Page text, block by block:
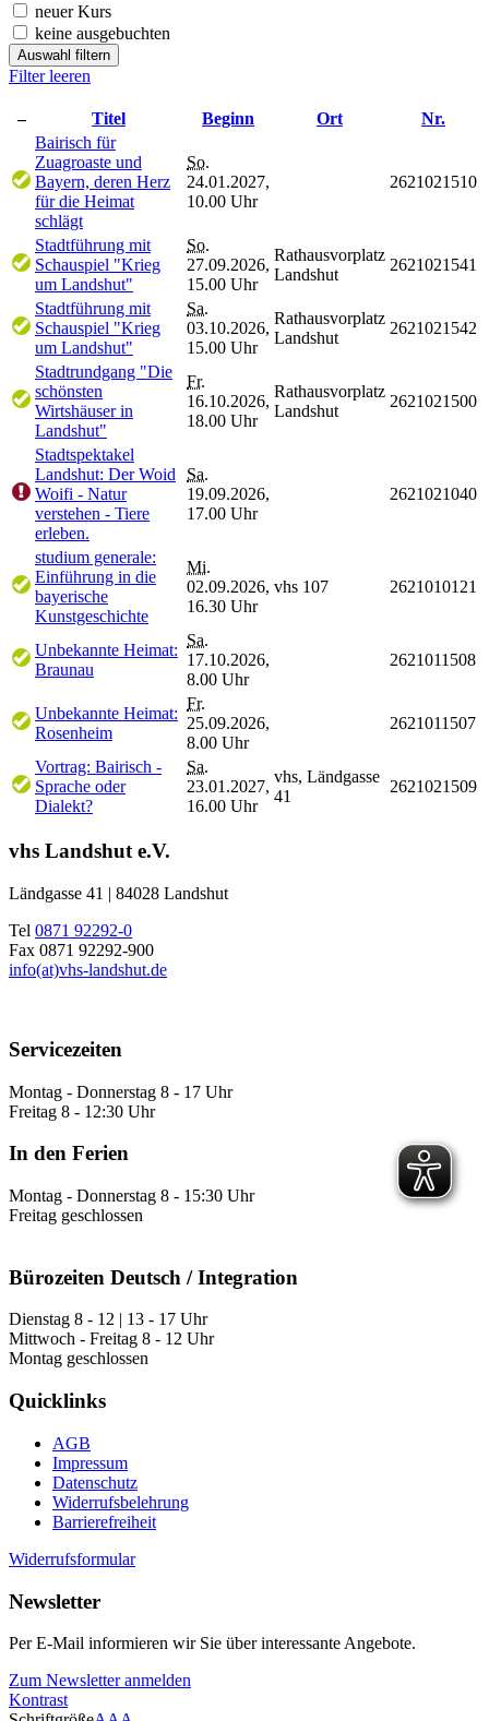
neuer Kurs
keine ausgebuchten
Auswahl filtern
Filter leeren
– Titel Beginn Ort
Nr.
Bairisch für
Zuagroaste und
Bayern, deren Herz
für die Heimat
schlägt
So.
24.01.2027,
10.00 Uhr
2621021510
Stadtführung mit
Schauspiel "Krieg
um Landshut"
So.
27.09.2026,
15.00 Uhr
Rathausvorplatz
Landshut
2621021541
Stadtführung mit
Schauspiel "Krieg
um Landshut"
Sa.
03.10.2026,
15.00 Uhr
Rathausvorplatz
Landshut
2621021542
Stadtrundgang "Die
schönsten
Wirtshäuser in
Landshut"
Fr.
16.10.2026,
18.00 Uhr
Rathausvorplatz
Landshut
2621021500
Stadtspektakel
Landshut: Der Woid
Woifi - Natur
verstehen - Tiere
erleben.
Sa.
19.09.2026,
17.00 Uhr
2621021040
studium generale:
Einführung in die
bayerische
Kunstgeschichte
Mi.
02.09.2026,
16.30 Uhr
vhs 107 2621010121
Unbekannte Heimat:
Braunau
Sa.
17.10.2026,
8.00 Uhr
2621011508
Unbekannte Heimat:
Rosenheim
Fr.
25.09.2026,
8.00 Uhr
2621011507
Vortrag: Bairisch -
Sprache oder
Dialekt?
Sa.
23.01.2027,
16.00 Uhr
vhs, Ländgasse
41
2621021509
vhs Landshut e.V.
Ländgasse 41 | 84028 Landshut
Tel 0871 92292-0
Fax 0871 92292-900
info(at)vhs-landshut.de
Servicezeiten
Montag - Donnerstag 8 - 17 Uhr
Freitag 8 - 12:30 Uhr
In den Ferien
Montag - Donnerstag 8 - 15:30 Uhr
Freitag geschlossen
Bürozeiten Deutsch / Integration
Dienstag 8 - 12 | 13 - 17 Uhr
Mittwoch - Freitag 8 - 12 Uhr
Montag geschlossen
Quicklinks
AGB
Impressum
Datenschutz
Widerrufsbelehrung
Barrierefreiheit
Widerrufsformular
Newsletter
Per E-Mail informieren wir Sie über interessante Angebote.
Zum Newsletter anmelden
Kontrast